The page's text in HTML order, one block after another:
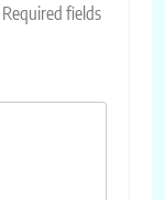
Required fields